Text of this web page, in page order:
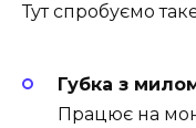
Тут спробуємо
Губка з
Працює на